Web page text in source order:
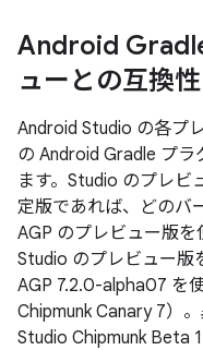
Android
ューとの互換性
Android Studio の各プ
の Android Gradle プ
ます。Studio のプレビ
定版であれば、どのバ
AGP のプレビュー版
Studio のプレビュー版
AGP 7.2.0-alpha07 を
Chipmunk Canary 7）
Studio Chipmunk Beta